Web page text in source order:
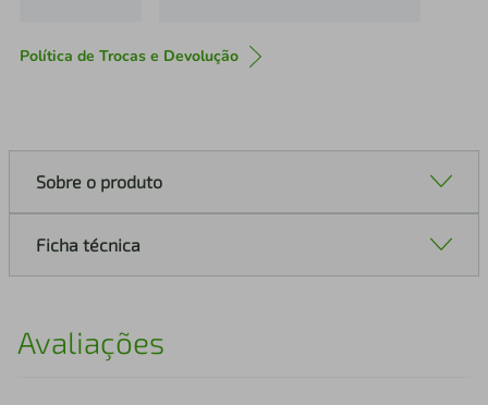
Política de Trocas e Devolução
Sobre o produto
Ficha técnica
Avaliações